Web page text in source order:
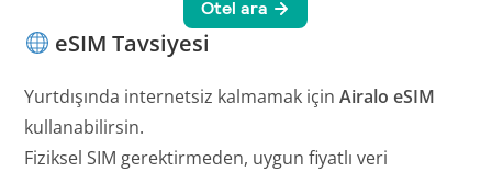
eSIM Tavsiyesi
Yurtdışında internetsiz kalmamak içinAiralo eSIM
kullanabilirsin.
Fiziksel SIM gerektirmeden, uygun fiyatlı veri